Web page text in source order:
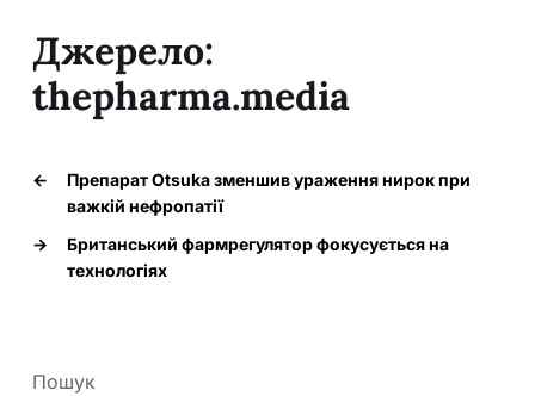
Джерело:
thepharma.media
←
Препарат Otsuka зменшив ураження нирок при
важкій нефропатії
→
Британський фармрегулятор фокусується на
технологіях
Пошук